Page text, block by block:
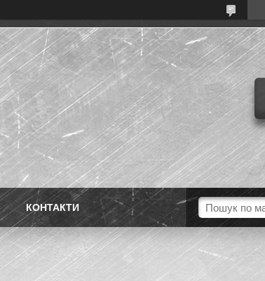
КОНТАКТИ